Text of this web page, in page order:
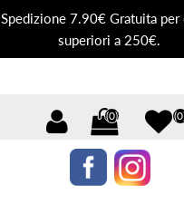
Spedizione 7.90€ Gratuita per
superiori a 250€.
(0)